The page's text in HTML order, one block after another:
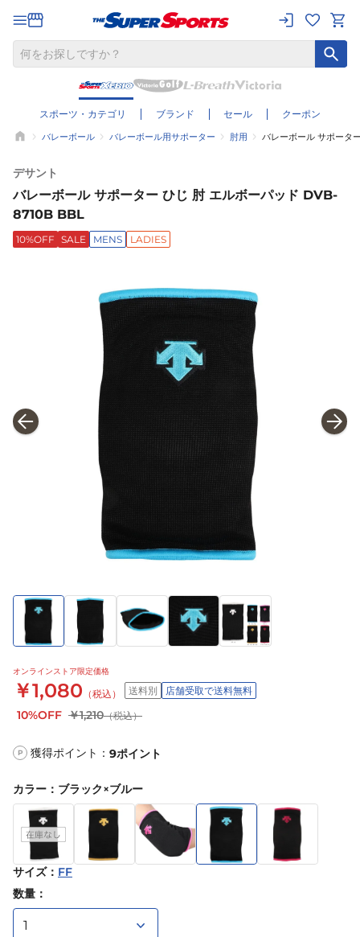
スポーツ・カテゴリ ブランド セール クーポン
バレーボール バレーボール用サポーター 肘用 バレーボール サポータ
デサント
バレーボール サポーター ひじ 肘 エルボーパッド DVB-
8710B BBL
10%OFF SALE MENS LADIES
オンラインストア限定価格
￥1,080 （税込） 送料別 店舗受取で送料無料
10%OFF ￥1,210（税込）
P 獲得ポイント： 9ポイント
カラー ： ブラック×ブルー
サイズ： FF
数量：